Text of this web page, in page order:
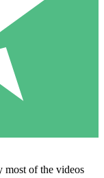
most of the videos